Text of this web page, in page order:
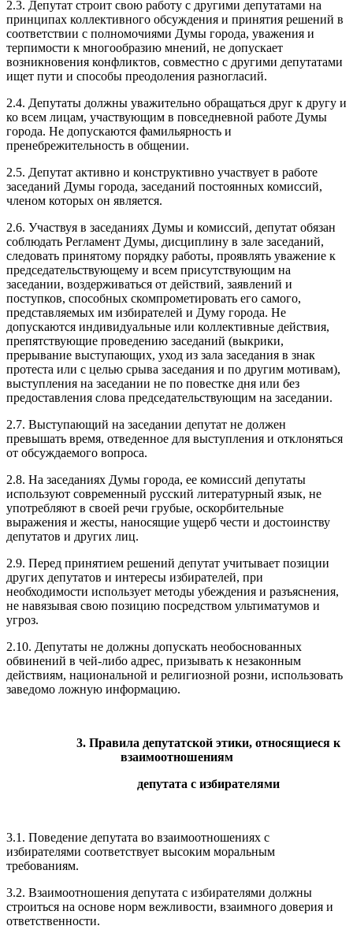
2.3. Депутат строит свою работу с другими депутатами на
принципах коллективного обсуждения и принятия решений в
соответствии с полномочиями Думы города, уважения и
терпимости к многообразию мнений, не допускает
возникновения конфликтов, совместно с другими депутатами
ищет пути и способы преодоления разногласий.
2.4. Депутаты должны уважительно обращаться друг к другу и
ко всем лицам, участвующим в повседневной работе Думы
города. Не допускаются фамильярность и
пренебрежительность в общении.
2.5. Депутат активно и конструктивно участвует в работе
заседаний Думы города, заседаний постоянных комиссий,
членом которых он является.
2.6. Участвуя в заседаниях Думы и комиссий, депутат обязан
соблюдать Регламент Думы, дисциплину в зале заседаний,
следовать принятому порядку работы, проявлять уважение к
председательствующему и всем присутствующим на
заседании, воздерживаться от действий, заявлений и
поступков, способных скомпрометировать его самого,
представляемых им избирателей и Думу города. Не
допускаются индивидуальные или коллективные действия,
препятствующие проведению заседаний (выкрики,
прерывание выступающих, уход из зала заседания в знак
протеста или с целью срыва заседания и по другим мотивам),
выступления на заседании не по повестке дня или без
предоставления слова председательствующим на заседании.
2.7. Выступающий на заседании депутат не должен
превышать время, отведенное для выступления и отклоняться
от обсуждаемого вопроса.
2.8. На заседаниях Думы города, ее комиссий депутаты
используют современный русский литературный язык, не
употребляют в своей речи грубые, оскорбительные
выражения и жесты, наносящие ущерб чести и достоинству
депутатов и других лиц.
2.9. Перед принятием решений депутат учитывает позиции
других депутатов и интересы избирателей, при
необходимости использует методы убеждения и разъяснения,
не навязывая свою позицию посредством ультиматумов и
угроз.
2.10. Депутаты не должны допускать необоснованных
обвинений в чей-либо адрес, призывать к незаконным
действиям, национальной и религиозной розни, использовать
заведомо ложную информацию.
3. Правила депутатской этики, относящиеся к
взаимоотношениям
депутата с избирателями
3.1. Поведение депутата во взаимоотношениях с
избирателями соответствует высоким моральным
требованиям.
3.2. Взаимоотношения депутата с избирателями должны
строиться на основе норм вежливости, взаимного доверия и
ответственности.